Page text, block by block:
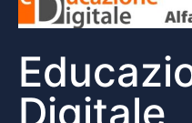
Digitale